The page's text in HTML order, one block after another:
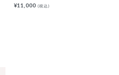
¥11,000(税込)